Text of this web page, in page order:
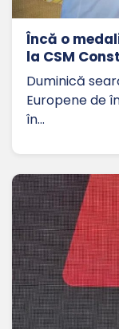
Încă o
la CSM
Duminică
Europene de
în…